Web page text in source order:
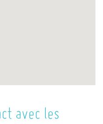
avec les